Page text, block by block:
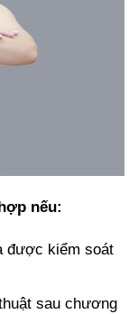
nếu:
được kiểm soát
sau chương